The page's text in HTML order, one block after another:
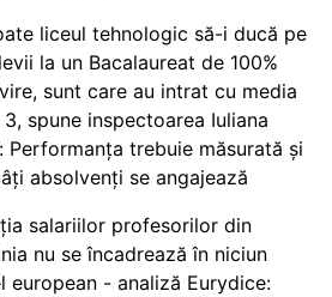
liceul tehnologic să-i ducă pe
la un Bacalaureat de 100%
sunt care au intrat cu media
3, spune inspectoarea Iuliana
Performanța trebuie măsurată și
absolvenți se angajează
salariilor profesorilor din
nu se încadrează în niciun
european - analiză Eurydice: